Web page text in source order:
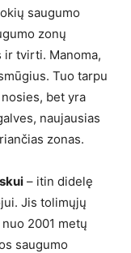
saugumo
zonų
ir tvirti. Manoma,
Tuo tarpu
bet yra
naujausias
zonas.
– itin didelę
Jis tolimųjų
2001 metų
saugumo